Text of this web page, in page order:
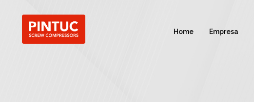
Home Empresa